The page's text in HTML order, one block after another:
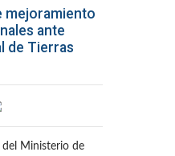
mejoramiento
ante
de Tierras
del Ministerio de